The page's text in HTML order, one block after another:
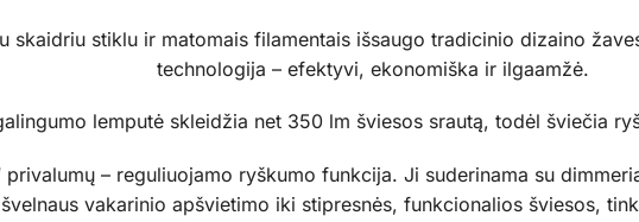
skaidriu stiklu ir matomais filamentais išsaugo tradicinio dizaino
technologija – efektyvi, ekonomiška ir ilgaamžė.
lemputė skleidžia net 350 lm šviesos srautą, todėl šviečia
privalumų – reguliuojamo ryškumo funkcija. Ji suderinama su
vakarinio apšvietimo iki stipresnės, funkcionalios šviesos,